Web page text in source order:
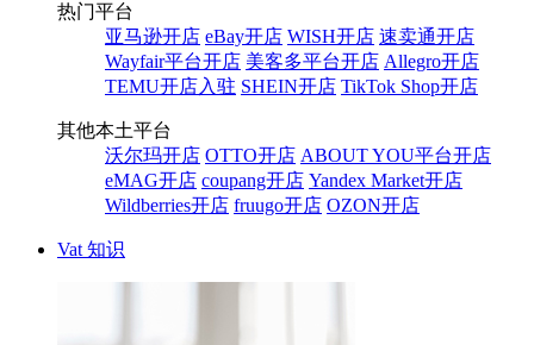
热门平台
亚马逊开店 eBay开店 WISH开店 速卖通开店
Wayfair平台开店 美客多平台开店 Allegro开店
TEMU开店入驻 SHEIN开店 TikTok Shop开店
其他本土平台
沃尔玛开店 OTTO开店 ABOUT YOU平台开店
eMAG开店 coupang开店 Yandex Market开店
Wildberries开店 fruugo开店 OZON开店
Vat 知识